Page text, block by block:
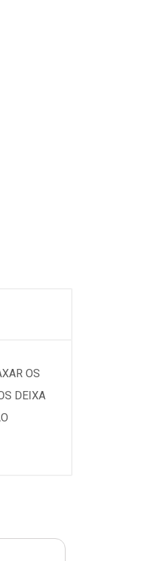
OS
DEIXA